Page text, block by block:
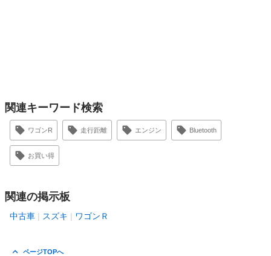
関連キーワード検索
ワゴンR 走行距離 エンジン Bluetooth
お買い得
関連の掲示板
中古車 スズキ ワゴンＲ
ページTOPへ